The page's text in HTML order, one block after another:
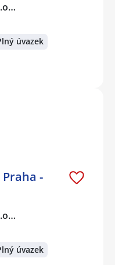
úvazek
-
úvazek